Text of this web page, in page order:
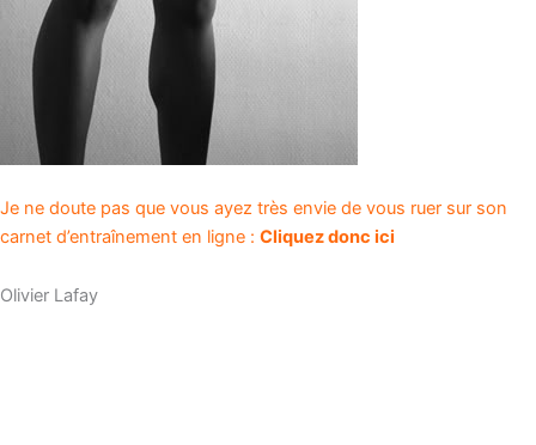
Je ne doute pas que vous ayez très envie de vous ruer sur son
carnet d’entraînement en ligne : Cliquez donc ici
Olivier Lafay